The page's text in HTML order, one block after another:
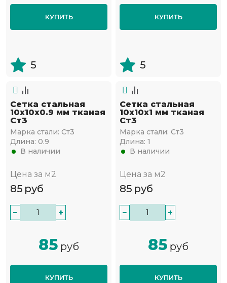
КУПИТЬ
5
КУПИТЬ
5
Сетка стальная
10х10х0.9 мм тканая
Ст3
Марка стали: Ст3
Длина: 0.9
В наличии
Цена за м2
85 руб
− +
85 руб
КУПИТЬ
Сетка стальная
10х10х1 мм тканая
Ст3
Марка стали: Ст3
Длина: 1
В наличии
Цена за м2
85 руб
− +
85 руб
КУПИТЬ